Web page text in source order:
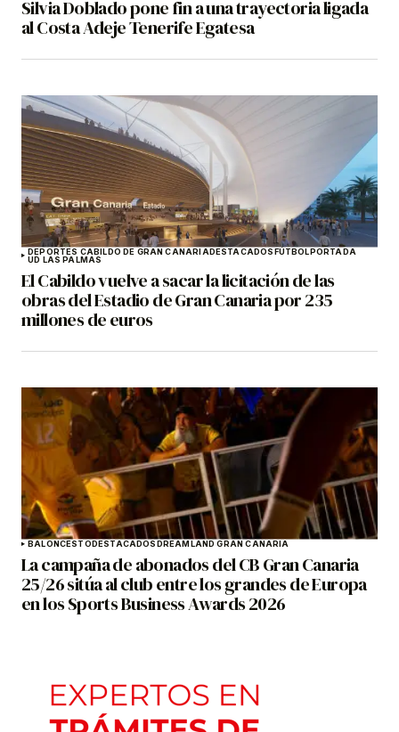
Silvia Doblado pone fin a una trayectoria ligada
al Costa Adeje Tenerife Egatesa
DEPORTES CABILDO DE GRAN CANARIADESTACADOSFÚTBOLPORTADA
UD LAS PALMAS
El Cabildo vuelve a sacar la licitación de las
obras del Estadio de Gran Canaria por 235
millones de euros
BALONCESTODESTACADOSDREAMLAND GRAN CANARIA
La campaña de abonados del CB Gran Canaria
25/26 sitúa al club entre los grandes de Europa
en los Sports Business Awards 2026